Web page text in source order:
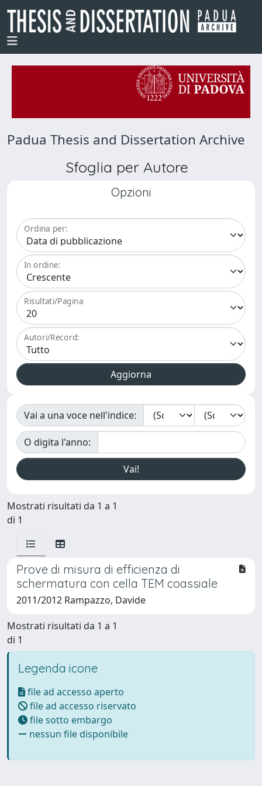
Padua Thesis and Dissertation Archive
Sfoglia per Autore
Opzioni
Ordina per:
In ordine:
Risultati/Pagina
Autori/Record:
Vai a una voce nell'indice:
O digita l'anno:
Mostrati risultati da 1 a 1
di 1
Prove di misura di efficienza di
schermatura con cella TEM coassiale
2011/2012 Rampazzo, Davide
Mostrati risultati da 1 a 1
di 1
Legenda icone
file ad accesso aperto
file ad accesso riservato
file sotto embargo
nessun file disponibile